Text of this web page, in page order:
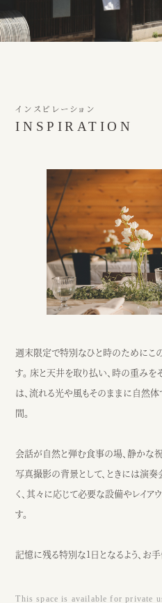
インスピレーション
INSPIRATION
週末限定で特別なひと時のためにこ
す。 床と天井を取り払い、時の重み
は、流れる光や風もそのままに自然
間。
会話が自然と弾む食事の場、静かな
写真撮影の背景として、ときには演奏
く、其々に応じて必要な設備やレイア
す。
記憶に残る特別な1日となるよう、お手
This space is available for private